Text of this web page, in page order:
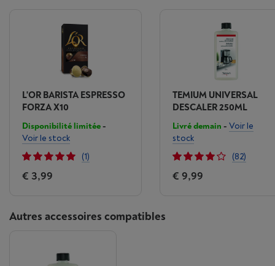
L'OR BARISTA ESPRESSO
FORZA X10
Disponibilité limitée-
Voir le stock
(1)
€ 3,99
TEMIUM UNIVERSAL
DESCALER 250ML
Livré demain - Voir le
stock
(82)
€ 9,99
Autres accessoires compatibles